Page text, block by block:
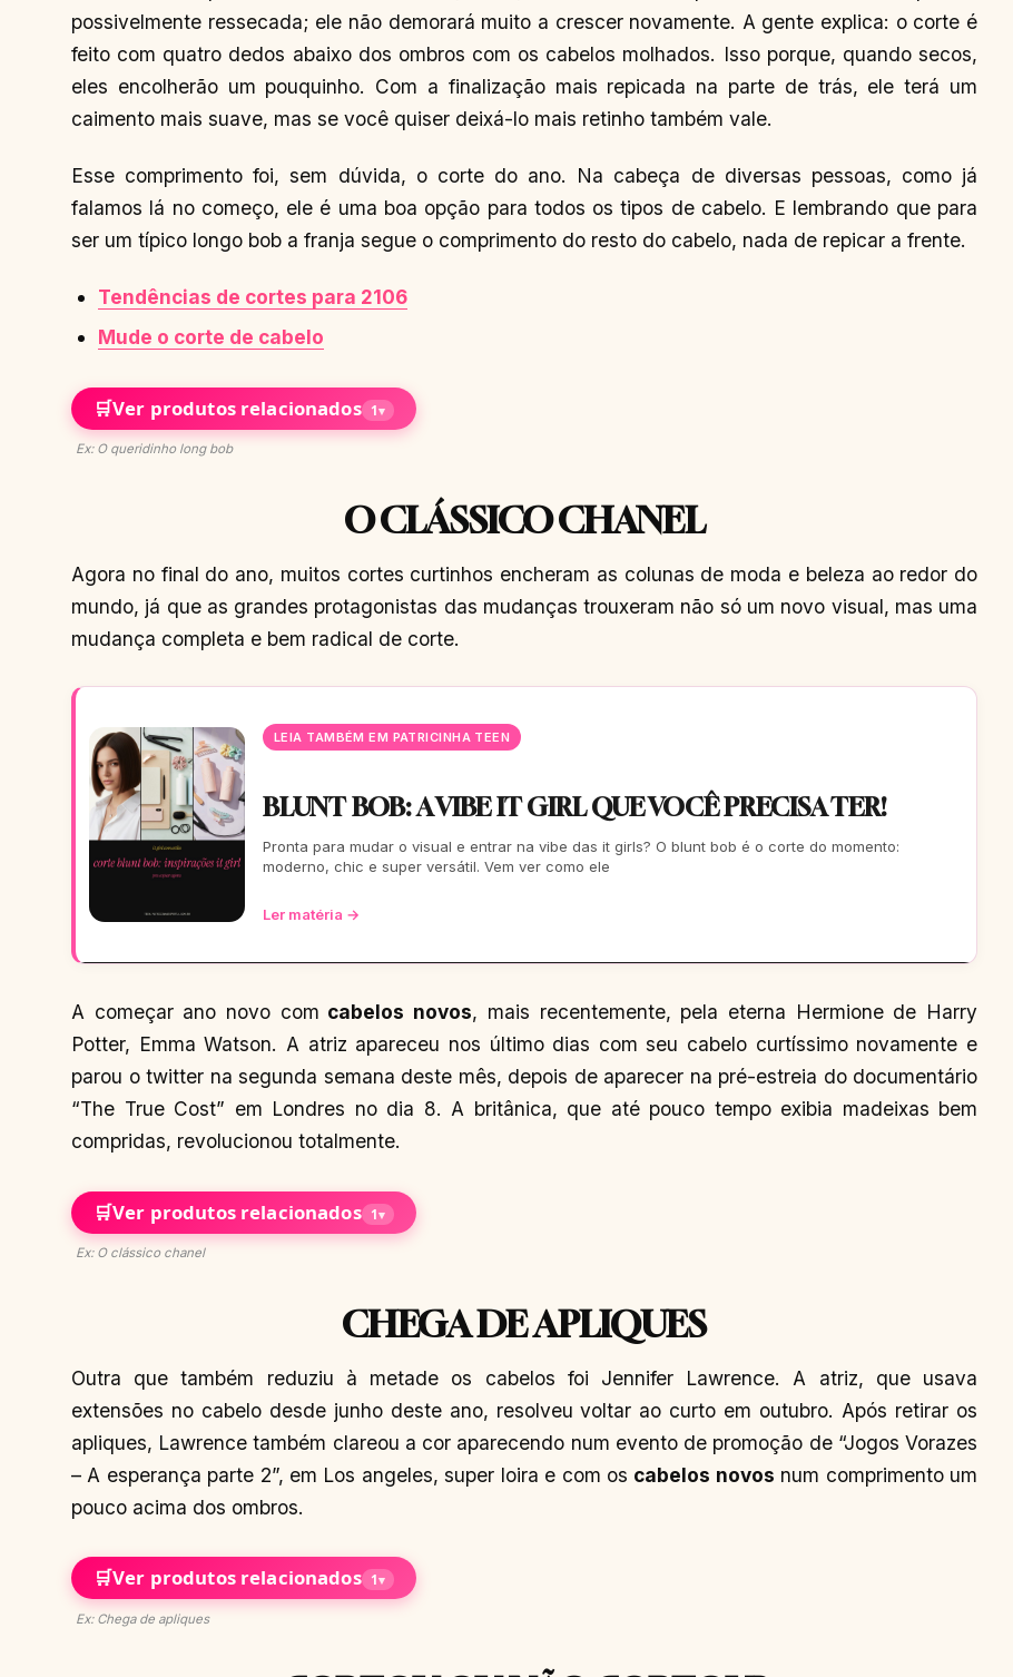
possivelmente ressecada; ele não demorará muito a crescer novamente. A gente explica: o corte é
feito com quatro dedos abaixo dos ombros com os cabelos molhados. Isso porque, quando secos,
eles encolherão um pouquinho. Com a finalização mais repicada na parte de trás, ele terá um
caimento mais suave, mas se você quiser deixá-lo mais retinho também vale.
Esse comprimento foi, sem dúvida, o corte do ano. Na cabeça de diversas pessoas, como já
falamos lá no começo, ele é uma boa opção para todos os tipos de cabelo. E lembrando que para
ser um típico longo bob a franja segue o comprimento do resto do cabelo, nada de repicar a frente.
Tendências de cortes para 2106
Mude o corte de cabelo
🛒Ver produtos relacionados 1▾
Ex: O queridinho long bob
O CLÁSSICO CHANEL
Agora no final do ano, muitos cortes curtinhos encheram as colunas de moda e beleza ao redor do
mundo, já que as grandes protagonistas das mudanças trouxeram não só um novo visual, mas uma
mudança completa e bem radical de corte.
LEIA TAMBÉM EM PATRICINHA TEEN
BLUNT BOB: A VIBE IT GIRL QUE VOCÊ PRECISA TER!
Pronta para mudar o visual e entrar na vibe das it girls? O blunt bob é o corte do momento:
moderno, chic e super versátil. Vem ver como ele
Ler matéria →
A começar ano novo com cabelos novos, mais recentemente, pela eterna Hermione de Harry
Potter, Emma Watson. A atriz apareceu nos último dias com seu cabelo curtíssimo novamente e
parou o twitter na segunda semana deste mês, depois de aparecer na pré-estreia do documentário
“The True Cost” em Londres no dia 8. A britânica, que até pouco tempo exibia madeixas bem
compridas, revolucionou totalmente.
🛒Ver produtos relacionados 1▾
Ex: O clássico chanel
CHEGA DE APLIQUES
Outra que também reduziu à metade os cabelos foi Jennifer Lawrence. A atriz, que usava
extensões no cabelo desde junho deste ano, resolveu voltar ao curto em outubro. Após retirar os
apliques, Lawrence também clareou a cor aparecendo num evento de promoção de “Jogos Vorazes
– A esperança parte 2”, em Los angeles, super loira e com os cabelos novos num comprimento um
pouco acima dos ombros.
🛒Ver produtos relacionados 1▾
Ex: Chega de apliques